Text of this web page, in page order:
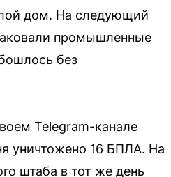
дом. На следующий
промышленные
без
Telegram-канале
уничтожено 16 БПЛА. На
штаба в тот же день